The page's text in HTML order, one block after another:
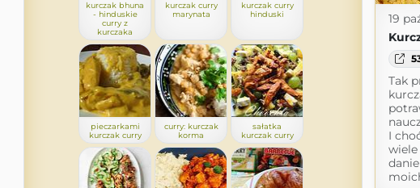
kurczak bhuna
- hinduskie
curry z
kurczaka
kurczak curry
marynata
kurczak curry
hinduski
pieczarkami
kurczak curry
curry: kurczak
korma
sałatka
kurczak curry
19
Tak
I